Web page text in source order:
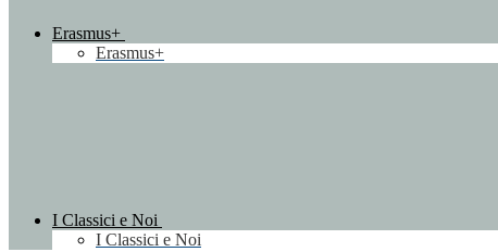
Erasmus+
Erasmus+
I Classici e Noi
I Classici e Noi